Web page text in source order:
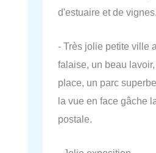
d'estuaire et de vignes.
- Très jolie petite ville
falaise, un beau
place, un parc
la vue en face gâche
postale.